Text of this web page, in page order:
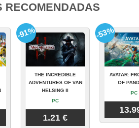
RECOMENDADAS
THE INCREDIBLE
ADVENTURES OF VAN
HELSING II
PC
1.21 €
-91%
AVATAR:
OF
PC
-53%